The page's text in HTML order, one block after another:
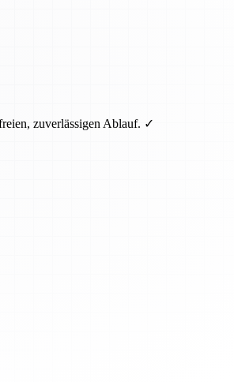
zuverlässigen Ablauf. ✓